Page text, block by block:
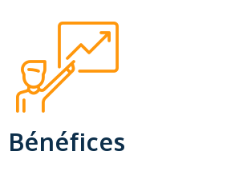
Bénéfices